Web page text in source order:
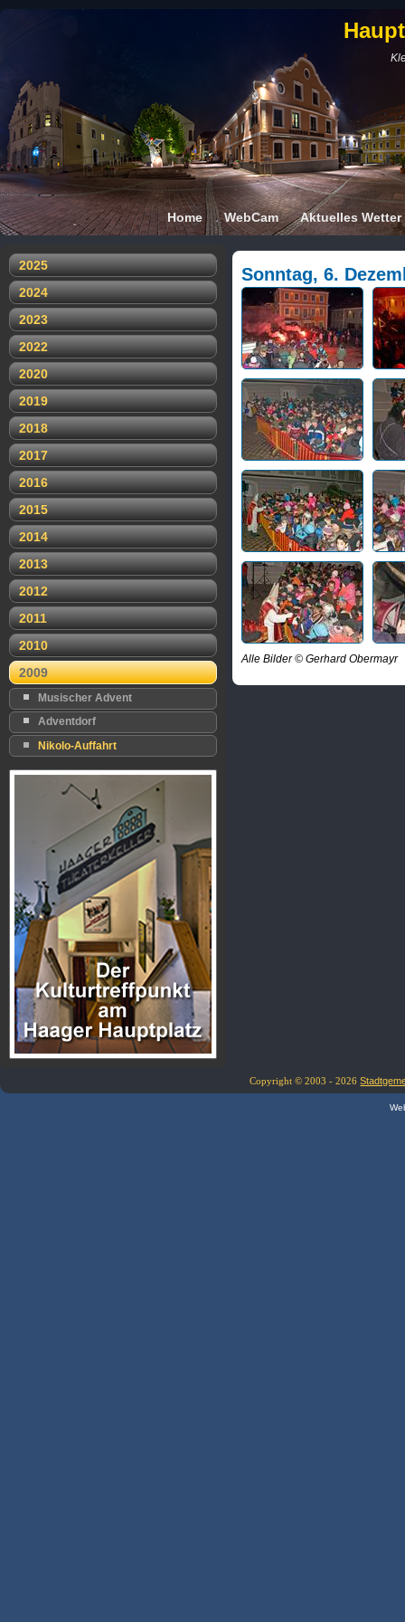
Home WebCam Aktuelles Wetter
2025
2024
2023
2022
2020
2019
2018
2017
2016
2015
2014
2013
2012
2011
2010
2009
Musischer Advent
Adventdorf
Nikolo-Auffahrt
Sonntag, 6.
Alle Bilder © Gerhard Obermayr
Copyright © 2003 - 2026